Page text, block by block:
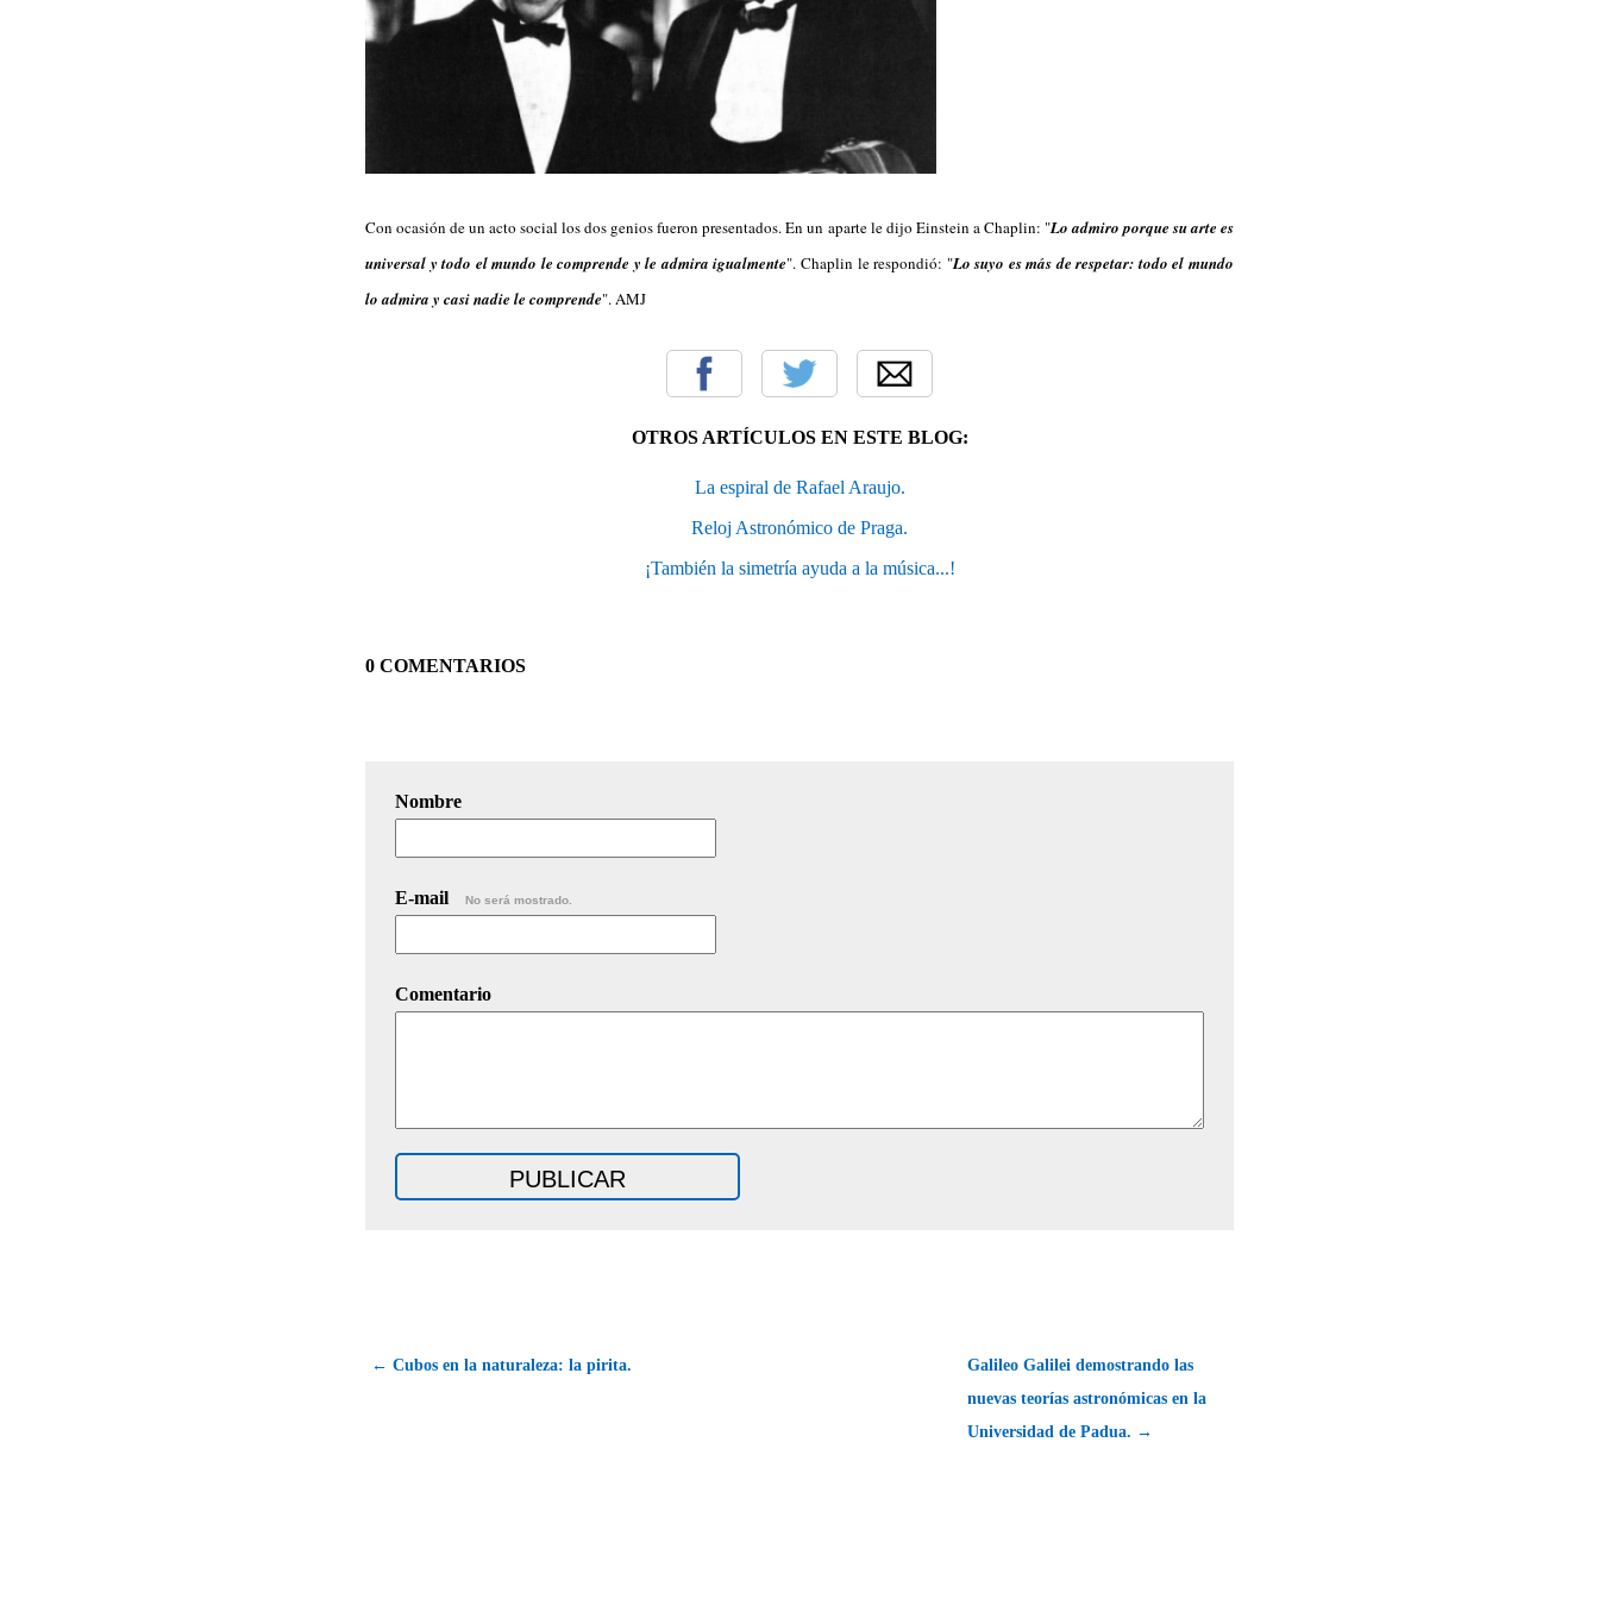
Con ocasión de un acto social los dos genios fueron presentados. En un aparte le dijo Einstein a Chaplin: "Lo admiro porque su arte es
universal y todo el mundo le comprende y le admira igualmente". Chaplin le respondió: "Lo suyo es más de respetar: todo el mundo
lo admira y casi nadie le comprende". AMJ
OTROS ARTÍCULOS EN ESTE BLOG:
La espiral de Rafael Araujo.
Reloj Astronómico de Praga.
¡También la simetría ayuda a la música...!
0 COMENTARIOS
Nombre
E-mail No será mostrado.
Comentario
← Cubos en la naturaleza: la pirita.
Galileo Galilei demostrando las
nuevas teorías astronómicas en la
Universidad de Padua. →